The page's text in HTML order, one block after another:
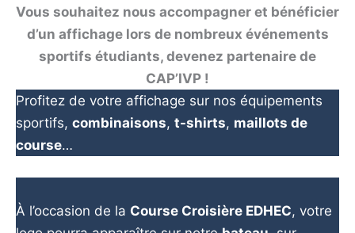
Vous souhaitez nous accompagner et bénéficier
d’un affichage lors de nombreux événements
sportifs étudiants, devenez partenaire de
CAP’IVP !
Profitez de votre affichage sur nos équipements
sportifs, combinaisons, t-shirts, maillots de
course…
À l’occasion de la Course Croisière EDHEC, votre